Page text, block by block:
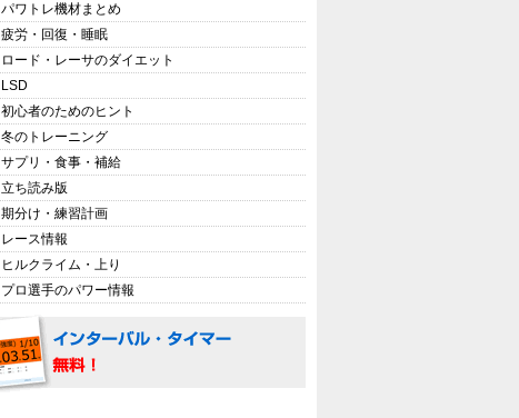
パワトレ機材まとめ
疲労・回復・睡眠
ロード・レーサのダイエット
LSD
初心者のためのヒント
冬のトレーニング
サプリ・食事・補給
立ち読み版
期分け・練習計画
レース情報
ヒルクライム・上り
プロ選手のパワー情報